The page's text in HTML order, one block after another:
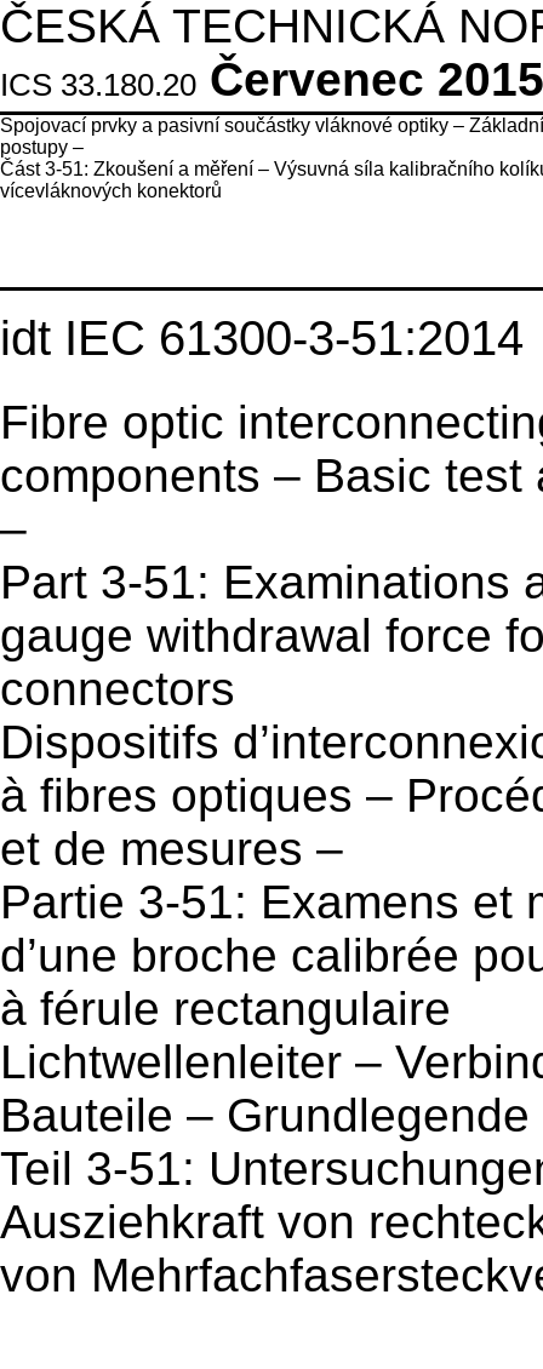
ČESKÁ TECHNICKÁ
ICS 33.180.20 Červenec 2015
Spojovací prvky a pasivní součástky vláknové optiky –
postupy –
Část 3-51: Zkoušení a měření – Výsuvná síla kalibračního
vícevláknových konektorů
idt IEC 61300-3-51:2014
Fibre optic
components – Basic
–
Part 3-51: Examinations
gauge withdrawal force
connectors
Dispositifs
à fibres optiques –
et de mesures –
Partie 3-51: Examens et
d’une broche calibrée
à férule rectangulaire
Lichtwellenleiter –
Bauteile –
Teil 3-51:
Ausziehkraft von
von